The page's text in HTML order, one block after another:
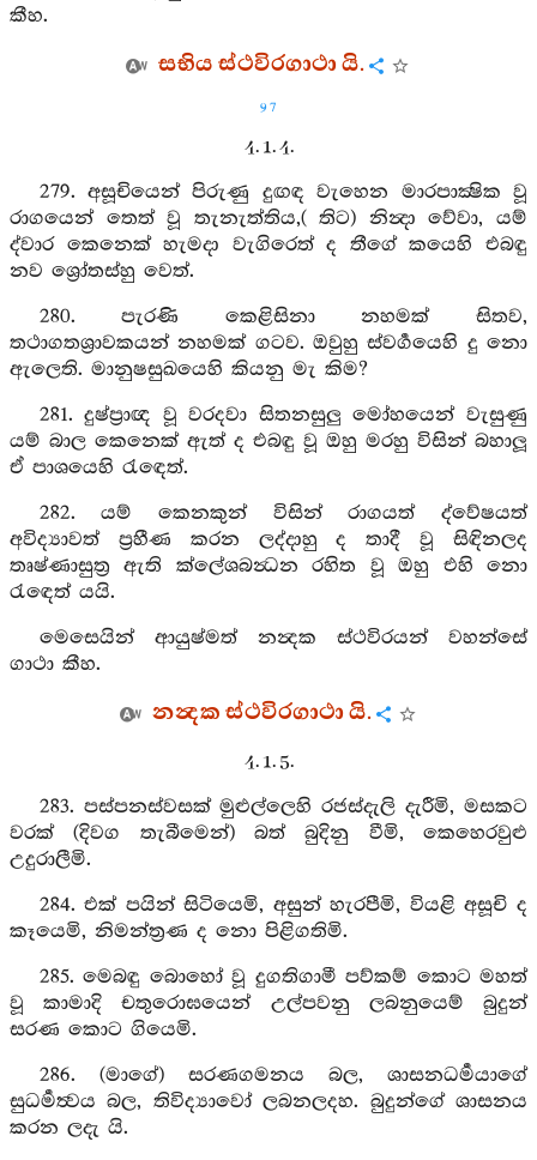
කීහ.
සභිය ස්ථවිරගාථා යි.
97
4. 1. 4.
279. අසූචියෙන් පිරුණු දුඟඳ වැහෙන මාරපාක්‍ෂික වූ
රාගයෙන් තෙත් වූ තැනැත්තිය,( තිට) නින්‍දා වේවා, යම්
ද්වාර කෙනෙක් හැමදා වැගිරෙත් ද තීගේ කයෙහි එබඳු
නව ශ්‍රෝතස්හු වෙත්.
280. පැරණි කෙළිසිනා නහමක් සිතව,
තථාගතශ්‍රාවකයන් නහමක් ගටව. ඔවුහු ස්වර්‍ගයෙහි දු නො
ඇලෙති. මානුෂසුඛයෙහි කියනු මැ කිම?
281. දුෂ්ප්‍රාඥ වූ වරදවා සිතනසුලු මෝහයෙන් වැසුණු
යම් බාල කෙනෙක් ඇත් ද එබඳු වූ ඔහු මරහු විසින් බහාලූ
ඒ පාශයෙහි රැඳෙත්.
282. යම් කෙනකුන් විසින් රාගයත් ද්වේෂයත්
අවිද්‍යාවත් ප්‍රහීණ කරන ලද්දාහු ද තාදී වූ සිඳිනලද
තෘෂ්ණාසුත්‍ර ඇති ක්ලේශබන්‍ධන රහිත වූ ඔහු එහි නො
රැඳෙත් යයි.
මෙසෙයින් ආයුෂ්මත් නන්‍දක ස්ථවිරයන් වහන්සේ
ගාථා කීහ.
නන්‍දක ස්ථවිරගාථා යි.
4. 1. 5.
283. පස්පනස්වසක් මුළුල්ලෙහි රජස්දැලි දැරීමි, මසකට
වරක් (දිවග තැබීමෙන්) බත් බුදිනු වීමි, කෙහෙරවුළු
උදුරාලීමි.
284. එක් පයින් සිටියෙමි, අසුන් හැරපීමි, වියළි අසූචි ද
කෑයෙමි, නිමන්ත්‍රණ ද නො පිළිගතිමි.
285. මෙබඳු බොහෝ වූ දුගතිගාමී පව්කම් කොට මහත්
වූ කාමාදි චතුරොඝයෙන් උල්පවනු ලබනුයෙම් බුදුන්
සරණ කොට ගියෙමි.
286. (මාගේ) සරණගමනය බල, ශාසනධර්‍මයාගේ
සුධර්‍මත්‍වය බල, තිවිද්‍යාවෝ ලබනලදහ. බුදුන්ගේ ශාසනය
කරන ලදැ යි.